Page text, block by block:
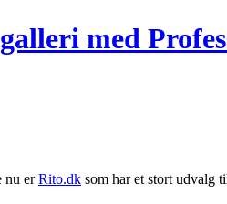
med
nu erRito.dk som har et stort udvalg